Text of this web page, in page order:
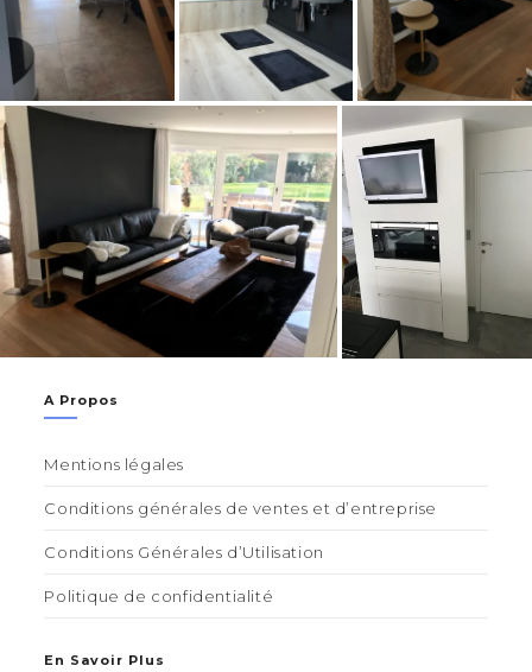
A Propos
Mentions légales
Conditions générales de ventes et d’entreprise
Conditions Générales d’Utilisation
Politique de confidentialité
En Savoir Plus